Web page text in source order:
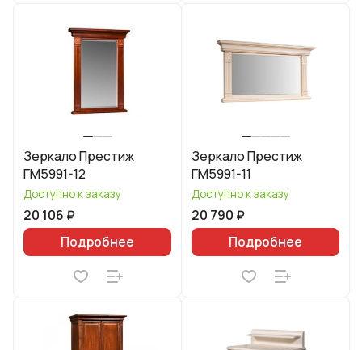
Зеркало Престиж
ГМ5991-12
Доступно к заказу
20 106 ₽
Подробнее
Зеркало Престиж
ГМ5991-11
Доступно к заказу
20 790 ₽
Подробнее